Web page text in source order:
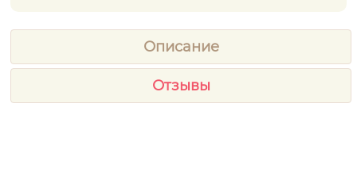
Описание
Отзывы